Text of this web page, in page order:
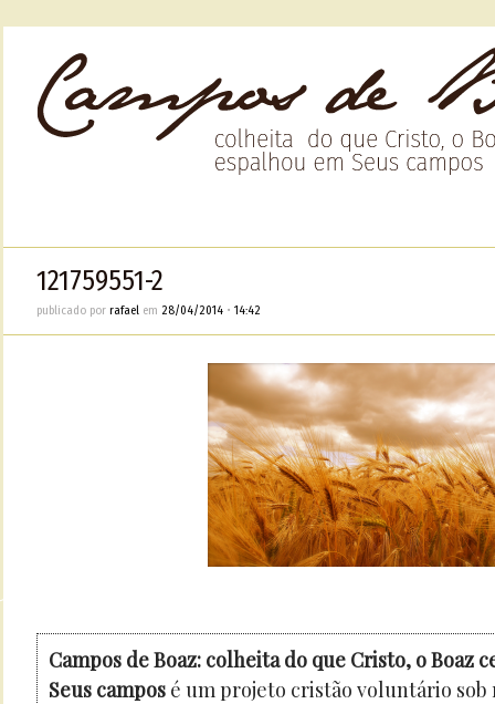
121759551-2
publicado por rafaelem 28/04/2014• 14:42
Campos de Boaz: colheita do que Cristo, o Boaz
Seus camposé um projeto cristão voluntário sob